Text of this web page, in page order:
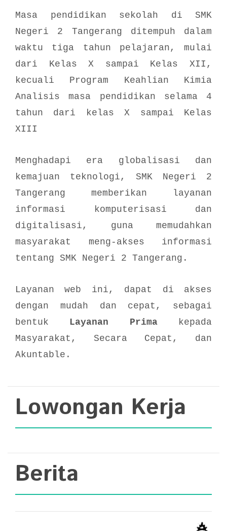
Masa pendidikan sekolah di SMK
Negeri 2 Tangerang ditempuh dalam
waktu tiga tahun pelajaran, mulai
dari Kelas X sampai Kelas XII,
kecuali Program Keahlian Kimia
Analisis masa pendidikan selama 4
tahun dari kelas X sampai Kelas
XIII
Menghadapi era globalisasi dan
kemajuan teknologi, SMK Negeri 2
Tangerang memberikan layanan
informasi komputerisasi dan
digitalisasi, guna memudahkan
masyarakat meng-akses informasi
tentang SMK Negeri 2 Tangerang.
Layanan web ini, dapat di akses
dengan mudah dan cepat, sebagai
bentuk Layanan Primakepada
Masyarakat, Secara Cepat, dan
Akuntable.
Lowongan Kerja
Berita